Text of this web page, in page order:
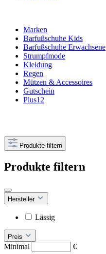
Marken
Barfußschuhe Kids
Barfußschuhe Erwachsene
Strumpfmode
Kleidung
Regen
Mützen & Accessoires
Gutschein
Plus12
Produkte filtern
Produkte filtern
Hersteller
Lässig
Preis
Minimal
€